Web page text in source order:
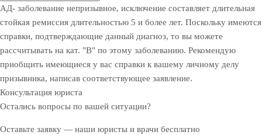
АД- заболевание непризывное, исключение составляет длительная
стойкая ремиссия длительностью 5 и более лет. Поскольку имеются
справки, подтверждающие данный диагноз, то вы можете
рассчитывать на кат. "В" по этому заболеванию. Рекомендую
приобщить имеющиеся у вас справки к вашему личному делу
призывника, написав соответствующее заявление.
Консультация юриста
Остались вопросы по вашей ситуации?
Оставьте заявку — наши юристы и врачи бесплатно